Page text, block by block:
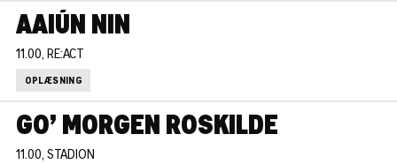
AAIÚN NIN
11.00, RE:ACT
OPLÆSNING
GO’ MORGEN ROSKILDE
11.00, STADION